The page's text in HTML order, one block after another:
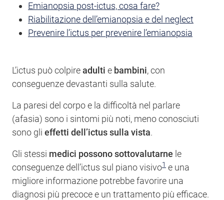
Emianopsia post-ictus, cosa fare?
Riabilitazione dell’emianopsia e del neglect
Prevenire l’ictus per prevenire l’emianopsia
L’ictus può colpireadulti e bambini, con
conseguenze devastanti sulla salute.
La paresi del corpo e la difficoltà nel parlare
(afasia) sono i sintomi più noti, meno conosciuti
sono gli effetti dell’ictus sulla vista.
Gli stessi medici possono sottovalutarne le
conseguenze dell’ictus sul piano visivo1 e una
migliore informazione potrebbe favorire una
diagnosi più precoce e un trattamento più efficace.